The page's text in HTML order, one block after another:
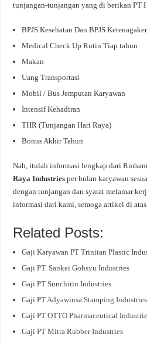
tunjangan-tunjangan yang di berikan PT
BPJS Kesehatan Dan BPJS
Medical Check Up Rutin Tiap tahun
Makan
Uang Transportasi
Mobil / Bus Jemputan Karyawan
Intensif Kehadiran
THR (Tunjangan Hari Raya)
Bonus Akhir Tahun
Nah, itulah informasi lengkap dari
Raya Industriesper bulan karyawan
dengan tunjangan dan syarat melamar
informasi dari kami, semoga artikel di atas
Related Posts:
Gaji Karyawan PT Trinitan Plastic
Gaji PT. Sankei Gohsyu Industries
Gaji PT Sunchirin Industries
Gaji PT Adyawinsa Stamping Industries
Gaji PT OTTO Pharmaceutical
Gaji PT Mitra Rubber Industries